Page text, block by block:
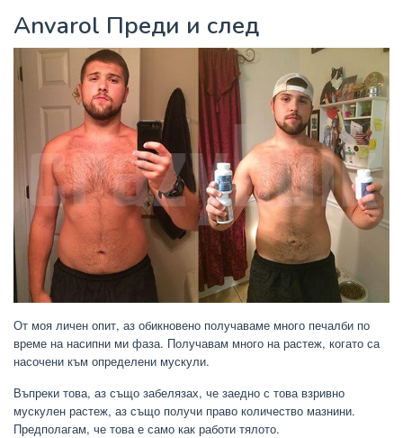
Anvarol Преди и след
От моя личен опит, аз обикновено получаваме много печалби по
време на насипни ми фаза. Получавам много на растеж, когато са
насочени към определени мускули.
Въпреки това, аз също забелязах, че заедно с това взривно
мускулен растеж, аз също получи право количество мазнини.
Предполагам, че това е само как работи тялото.